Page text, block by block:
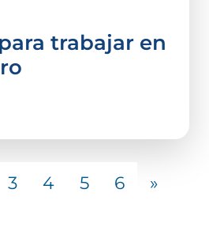
trabajar en
3 4 5 6 »